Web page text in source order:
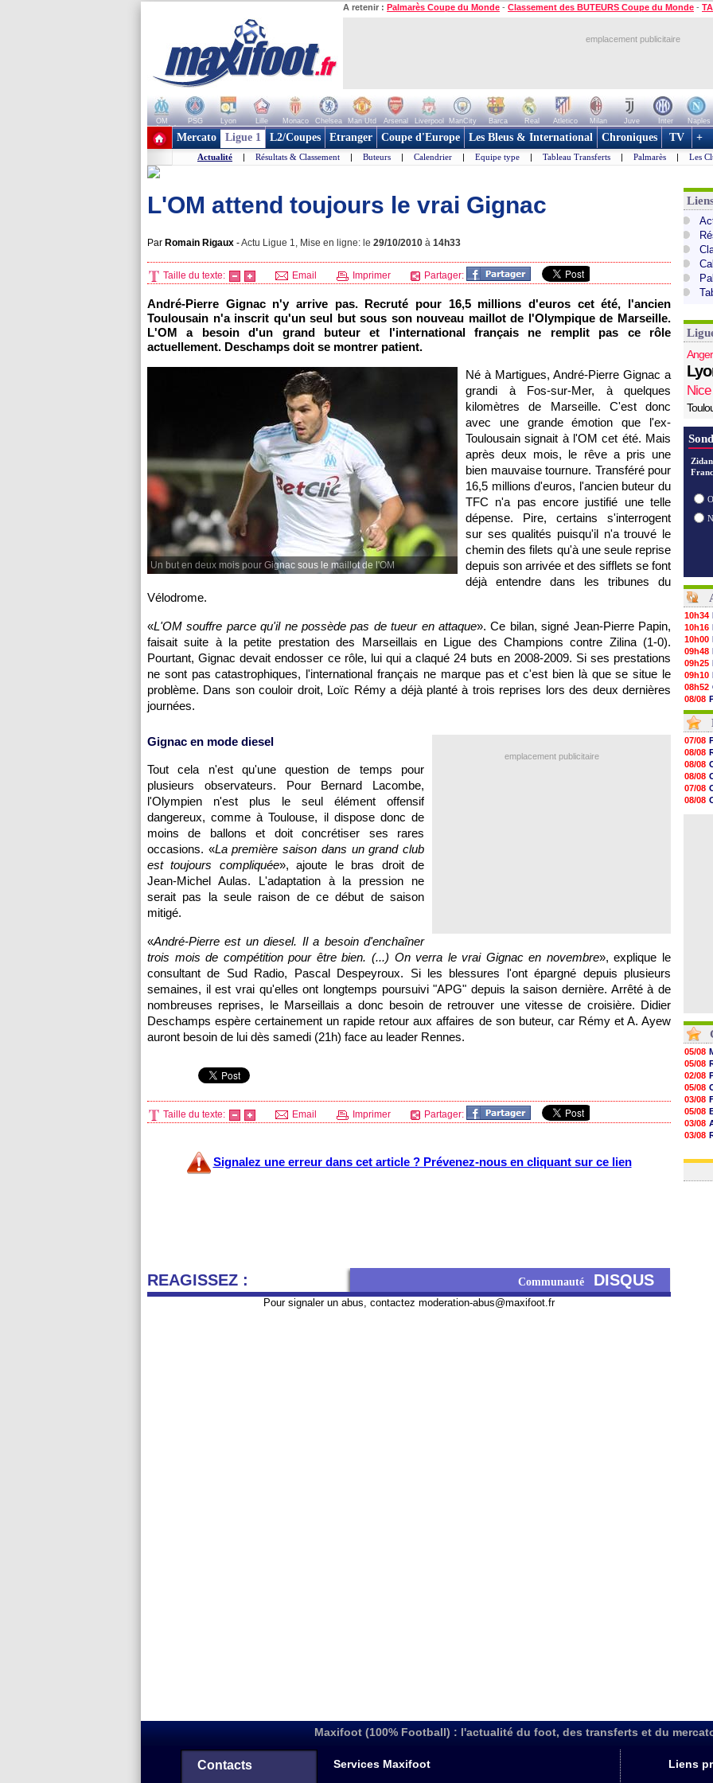
A retenir : Palmarès Coupe du Monde - Classement des BUTEURS Coupe du Monde -
emplacement publicitaire
OM PSG Lyon Lille Monaco Chelsea Man Utd Arsenal Liverpool ManCity Barca Real Atletico Milan Juve Inter Naples
+ de clubs
Mercato Ligue 1 L2/Coupes Etranger Coupe d'Europe Les Bleus & International Chroniques TV +
Actualité | Résultats & Classement | Buteurs | Calendrier | Equipe type | Tableau Transferts | Palmarès | Les
L'OM attend toujours le vrai Gignac
Par Romain Rigaux -Actu Ligue 1, Mise en ligne: le 29/10/2010 à 14h33
Taille du texte: Email Imprimer Partager:
André-Pierre Gignac n'y arrive pas. Recruté pour 16,5 millions d'euros cet été, l'ancien
Toulousain n'a inscrit qu'un seul but sous son nouveau maillot de l'Olympique de Marseille.
L'OM a besoin d'un grand buteur et l'international français ne remplit pas ce rôle
actuellement. Deschamps doit se montrer patient.
Un but en deux mois pour Gignac sous le maillot de l'OM
Né à Martigues, André-Pierre Gignac a
grandi à Fos-sur-Mer, à quelques
kilomètres de Marseille. C'est donc
avec une grande émotion que l'ex-
Toulousain signait à l'OM cet été. Mais
après deux mois, le rêve a pris une
bien mauvaise tournure. Transféré pour
16,5 millions d'euros, l'ancien buteur du
TFC n'a pas encore justifié une telle
dépense. Pire, certains s'interrogent
sur ses qualités puisqu'il n'a trouvé le
chemin des filets qu'à une seule reprise
depuis son arrivée et des sifflets se font
déjà entendre dans les tribunes du
Vélodrome.
«L'OM souffre parce qu'il ne possède pas de tueur en attaque». Ce bilan, signé Jean-Pierre Papin,
faisait suite à la petite prestation des Marseillais en Ligue des Champions contre Zilina (1-0).
Pourtant, Gignac devait endosser ce rôle, lui qui a claqué 24 buts en 2008-2009. Si ses prestations
ne sont pas catastrophiques, l'international français ne marque pas et c'est bien là que se situe le
problème. Dans son couloir droit, Loïc Rémy a déjà planté à trois reprises lors des deux dernières
journées.
emplacement publicitaire
Gignac en mode diesel
Tout cela n'est qu'une question de temps pour
plusieurs observateurs. Pour Bernard Lacombe,
l'Olympien n'est plus le seul élément offensif
dangereux, comme àToulouse, il dispose donc de
moins de ballons et doit concrétiser ses rares
occasions. «La première saison dans un grand club
est toujours compliquée», ajoute le bras droit de
Jean-Michel Aulas. L'adaptation à la pression ne
serait pas la seule raison de ce début de saison
mitigé.
«André-Pierre est un diesel. Il a besoin d'enchaîner
trois mois de compétition pour être bien. (...) On verra le vrai Gignac en novembre», explique le
consultant de Sud Radio, Pascal Despeyroux. Si les blessures l'ont épargné depuis plusieurs
semaines, il est vrai qu'elles ont longtemps poursuivi "APG" depuis la saison dernière. Arrêté à de
nombreuses reprises, le Marseillais a donc besoin de retrouver une vitesse de croisière. Didier
Deschamps espère certainement un rapide retour aux affaires de son buteur, car Rémy et A. Ayew
auront besoin de lui dès samedi (21h) face au leader Rennes.
Taille du texte: Email Imprimer Partager:
Signalez une erreur dans cet article ? Prévenez-nous en cliquant sur ce lien
REAGISSEZ : Communauté DISQUS
Pour signaler un abus, contactez moderation-abus@maxifoot.fr
Nice
10h34
10h16
10h00
09h48
09h25
09h10
08h52
08/08
08/08
08/08
08/08
08/08
08/08
08/08
08/08
08/08
08/08
07/08
08/08
08/08
08/08
07/08
08/08
05/08
05/08
02/08
05/08
03/08
05/08
03/08
03/08
03/08
Maxifoot (100% Football) : l'actualité du foot, des transferts et du
Contacts Services Maxifoot Liens